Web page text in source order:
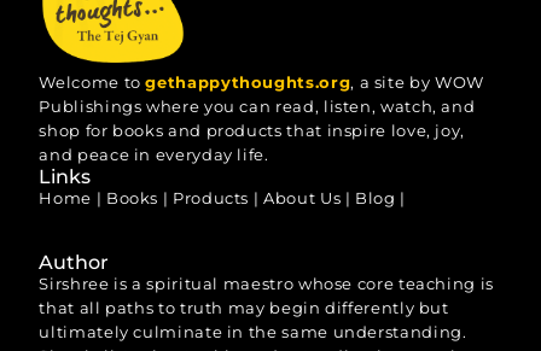
Welcome togethappythoughts.org, a site by WOW
Publishings where you can read, listen, watch, and
shop for books and products that inspire love, joy,
and peace in everyday life.
Links
Home | Books | Products |About Us | Blog |
Author
Sirshree is a spiritual maestro whose core teaching is
that all paths to truth may begin differently but
ultimately culminate in the same understanding.